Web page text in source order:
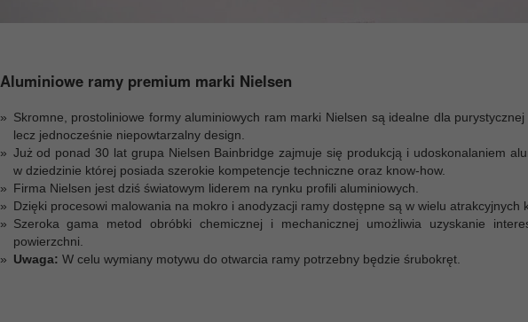
Aluminiowe ramy premium marki Nielsen
Skromne, prostoliniowe formy aluminiowych ram marki Nielsen są idealne dla
lecz jednocześnie niepowtarzalny design.
Już od ponad 30 lat grupa Nielsen Bainbridge zajmuje się produkcją i udoskonalaniem
w dziedzinie której posiada szerokie kompetencje techniczne oraz know-how.
Firma Nielsen jest dziś światowym liderem na rynku profili aluminiowych.
Dzięki procesowi malowania na mokro i anodyzacji ramy dostępne są w wielu atrakcyjnych
Szeroka gama metod obróbki chemicznej i mechanicznej umożliwia uzyskanie
powierzchni.
Uwaga: W celu wymiany motywu do otwarcia ramy potrzebny będzie śrubokręt.